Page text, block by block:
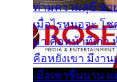
ท่ามความสุขี ช่ว
เมื่อไรหนอจะ โ
มา คือหน้าที่เก่า
คือหยังเขา มีงา
เมื่อเขาชื่นบาน